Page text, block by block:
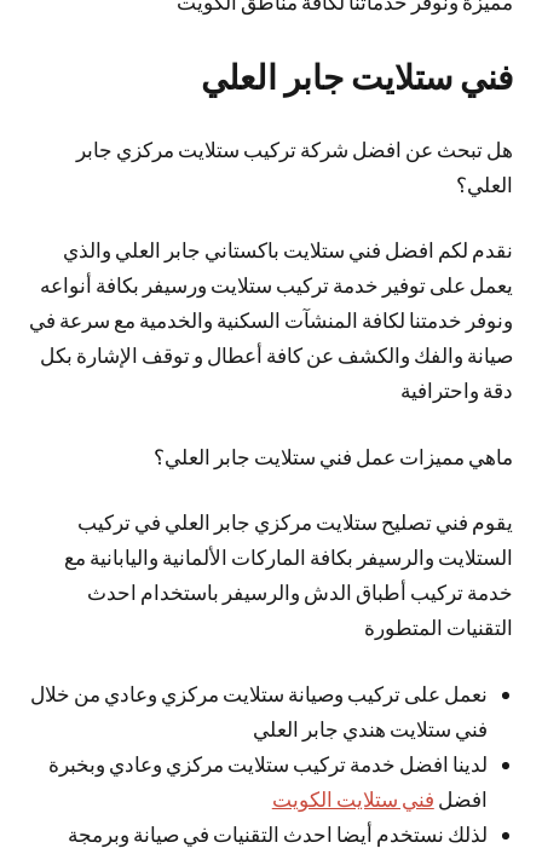
فني ستلايت جابر العلي
هل تبحث عن افضل شركة تركيب ستلايت مركزي جابر
العلي؟
نقدم لكم افضل فني ستلايت باكستاني جابر العلي والذي
يعمل على توفير خدمة تركيب ستلايت ورسيفر بكافة أنواعه
ونوفر خدمتنا لكافة المنشآت السكنية والخدمية مع سرعة في
صيانة والفك والكشف عن كافة أعطال و توقف الإشارة بكل
دقة واحترافية
ماهي مميزات عمل فني ستلايت جابر العلي؟
يقوم فني تصليح ستلايت مركزي جابر العلي في تركيب
الستلايت والرسيفر بكافة الماركات الألمانية واليابانية مع
خدمة تركيب أطباق الدش والرسيفر باستخدام احدث
التقنيات المتطورة
نعمل على تركيب وصيانة ستلايت مركزي وعادي من خلال
فني ستلايت هندي جابر العلي
لدينا افضل خدمة تركيب ستلايت مركزي وعادي وبخبرة
افضل فني ستلايت الكويت
لذلك نستخدم أيضا احدث التقنيات في صيانة وبرمجة